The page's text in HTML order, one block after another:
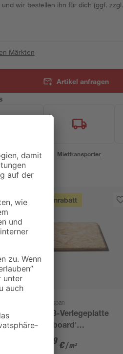
wir bestellen ihn für dich (ggf. zzgl.
Märkten
Artikel anfragen
Miettransporter
Mengenrabatt
Kronospan
OSB3-Verlegeplatte
'Cityboard'
ungeschliffen 1690 x
634 x 15 mm
59 €/ m²